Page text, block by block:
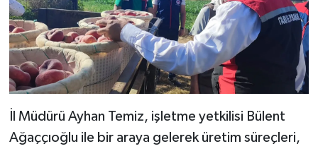
İl Müdürü Ayhan Temiz, işletme yetkilisi Bülent
Ağaççıoğlu ile bir araya gelerek üretim süreçleri,